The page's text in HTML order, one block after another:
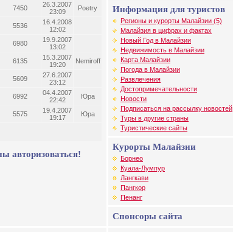
7450
26.3.2007
23:09
Poetry
5536
16.4.2008
12:02
6980
19.9.2007
13:02
6135
15.3.2007
19:20
Nemiroff
5609
27.6.2007
23:12
6992
04.4.2007
22:42
Юра
5575
19.4.2007
19:17
Юра
авторизоваться!
Информация для туристов
Регионы и курорты Малайзии (5)
Малайзия в цифрах и фактах
Новый Год в Малайзии
Недвижимость в Малайзии
Карта Малайзии
Погода в Малайзии
Развлечения
Достопримечательности
Новости
Подписаться на рассылку новостей
Туры в другие страны
Туристические сайты
Курорты Малайзии
Борнео
Куала-Лумпур
Лангкави
Пангкор
Пенанг
Спонсоры сайта